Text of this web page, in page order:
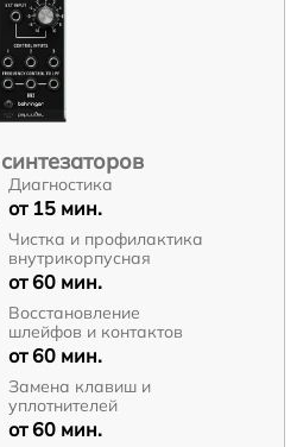
Диагностика
от 15 мин.
Чистка и профилактика
внутрикорпусная
от 60 мин.
Восстановление
шлейфов и контактов
от 60 мин.
Замена клавиш и
уплотнителей
от 60 мин.